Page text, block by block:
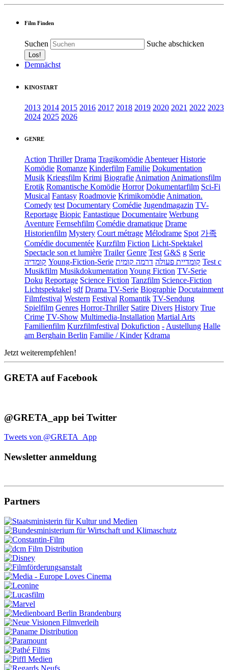
Film Finden
Suchen Suche abschicken
Demnächst
KINOSTART
2013 2014 2015 2016 2017 2018 2019 2020 2021 2022 2023
2024 2025 2026
GENRE
Action Thriller Drama TragikomödieAbenteuer Historie
Komödie Romanze Kinderfilm Familie Dokumentation
Musik Kriegsfilm Krimi BiografieAnimationAnimationsfilm
Erotik Romantische Komödie Horror Dokumentarfilm Sci-Fi
Musical Fantasy Roadmovie KrimikomödieAnimation.
Comedy test Documentary Comédie Jugendmagazin TV-
Reportage Biopic Fantastique Documentaire Werbung
Aventure Fernsehfilm Comédie dramatique Drame
Historienfilm Mystery Court métrage Mélodrame Spot 가족
Comédie documentée Kurzfilm Fiction Licht-Spektakel
Spectacle son et lumière Trailer Genre Test G&S g Serie
קומדיה Young-Fiction-Serie קומדיית פעולה דרמה קומית
Test c
Musikfilm MusikdokumentationYoung Fiction TV-Serie
Doku Reportage Science Fiction Tanzfilm Science-Fiction
Lichtspektakel sdf Drama TV-Serie Biographie Docutainment
Filmfestival Western Festival Romantik TV-Sendung
Spielfilm Genres Horror-Thriller Satire Divers History True
Crime TV-Show Multimedia-Installation Martial Arts
Familienfilm Kurzfilmfestival Dokufiction -Austellung Halle
am Berghain Berlin Familie / Kinder Kdrama
Jetzt weiterempfehlen!
GRETA auf Facebook
@GRETA_app bei Twitter
Tweets von @GRETA_App
Newsletter anmeldung
Partners